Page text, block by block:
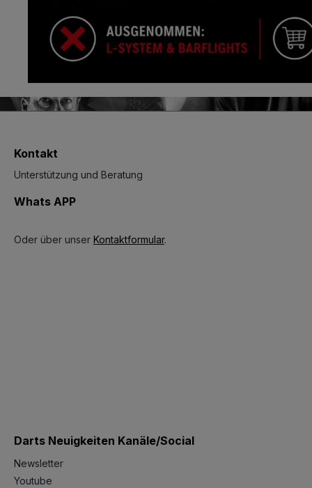
Kontakt
Unterstützung und Beratung
Whats APP
Oder über unser Kontaktformular.
Darts Neuigkeiten Kanäle/Social
Newsletter
Youtube